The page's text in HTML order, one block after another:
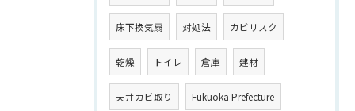
床下換気扇 対処法 カビリスク
乾燥 トイレ 倉庫 建材
天井カビ取り Fukuoka Prefecture